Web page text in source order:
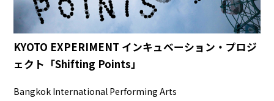
KYOTO EXPERIMENT インキュベーション・プロジ
ェクト「Shifting Points」
Bangkok International Performing Arts